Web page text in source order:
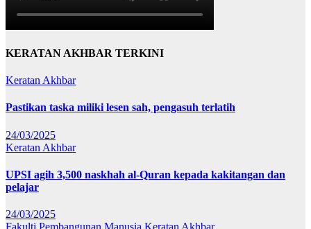
KERATAN AKHBAR TERKINI
Keratan Akhbar
Pastikan taska miliki lesen sah, pengasuh terlatih
24/03/2025
Keratan Akhbar
UPSI agih 3,500 naskhah al-Quran kepada kakitangan dan
pelajar
24/03/2025